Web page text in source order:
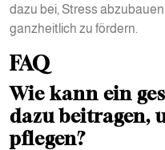
dazu bei, Stress
ganzheitlich zu fördern.
FAQ
Wie kann ein
dazu beitragen,
pflegen?